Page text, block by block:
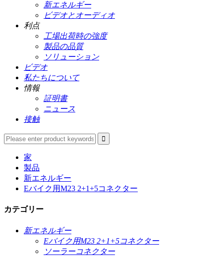
新エネルギー
ビデオとオーディオ
利点
工場出荷時の強度
製品の品質
ソリューション
ビデオ
私たちについて
情報
証明書
ニュース
接触
家
製品
新エネルギー
Eバイク用M23 2+1+5コネクター
カテゴリー
新エネルギー
Eバイク用M23 2+1+5コネクター
ソーラーコネクター